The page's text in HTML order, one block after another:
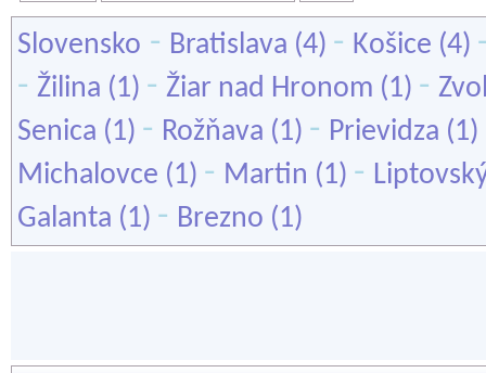
Slovensko - Bratislava (4) - Košice (4)
- Žilina (1) - Žiar nad Hronom (1) -
Senica (1) - Rožňava (1) - Prievidza (1)
Michalovce (1) - Martin (1) -
Galanta (1) - Brezno (1)